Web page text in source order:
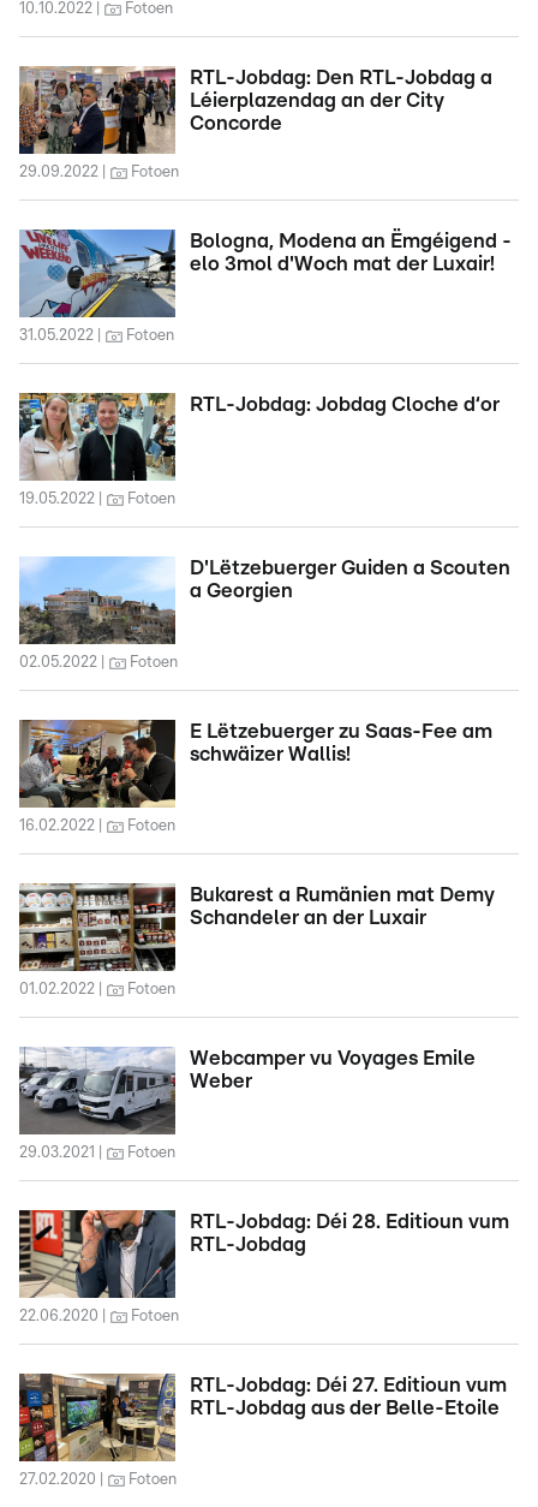
10.10.2022 Fotoen
RTL-Jobdag: Den RTL-Jobdag a
Léierplazendag an der City
Concorde
29.09.2022 Fotoen
Bologna, Modena an Ëmgéigend -
elo 3mol d'Woch mat der Luxair!
31.05.2022 Fotoen
RTL-Jobdag: Jobdag Cloche d‘or
19.05.2022 Fotoen
D'Lëtzebuerger Guiden a Scouten
a Georgien
02.05.2022 Fotoen
E Lëtzebuerger zu Saas-Fee am
schwäizer Wallis!
16.02.2022 Fotoen
Bukarest a Rumänien mat Demy
Schandeler an der Luxair
01.02.2022 Fotoen
Webcamper vu Voyages Emile
Weber
29.03.2021 Fotoen
RTL-Jobdag: Déi 28. Editioun vum
RTL-Jobdag
22.06.2020 Fotoen
RTL-Jobdag: Déi 27. Editioun vum
RTL-Jobdag aus der Belle-Etoile
27.02.2020 Fotoen